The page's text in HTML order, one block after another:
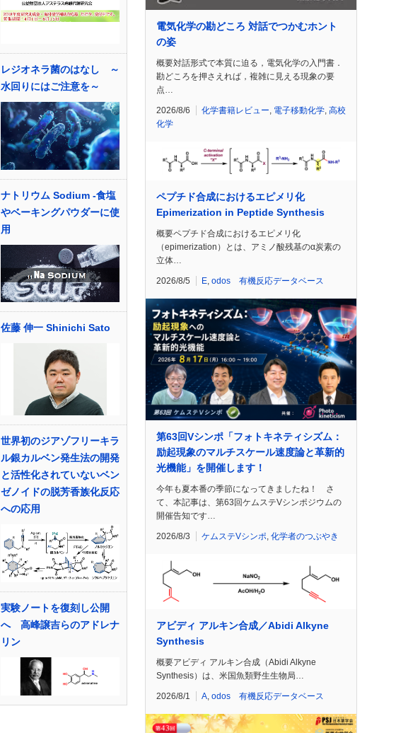
レジオネラ菌のはなし ～
水回りにはご注意を～
ナトリウム Sodium -食塩
やベーキングパウダーに使
用
佐藤 伸一 Shinichi Sato
世界初のジアゾフリーキラ
ル銀カルベン発生法の開発
と活性化されていないベン
ゼノイドの脱芳香族化反応
への応用
実験ノートを復刻し公開
へ 高峰譲吉らのアドレナ
リン
電気化学の勘どころ 対話でつかむホント
の姿
概要対話形式で本質に迫る，電気化学の入門書．
勘どころを押さえれば，複雑に見える現象の要
点…
2026/8/6 化学書籍レビュー, 電子移動化学, 高校
化学
ペプチド合成におけるエピメリ化
Epimerization in Peptide Synthesis
概要ペプチド合成におけるエピメリ化
（epimerization）とは、アミノ酸残基のα炭素の
立体…
2026/8/5 E, odos 有機反応データベース
第63回Vシンポ「フォトキネティシズム：
励起現象のマルチスケール速度論と革新的
光機能」を開催します！
今年も夏本番の季節になってきましたね！ さ
て、本記事は、第63回ケムステVシンポジウムの
開催告知です…
2026/8/3 ケムステVシンポ 化学者のつぶやき
アビディ アルキン合成／Abidi Alkyne
Synthesis
概要アビディ アルキン合成（Abidi Alkyne
Synthesis）は、米国魚類野生生物局…
2026/8/1 A odos 有機反応データベース